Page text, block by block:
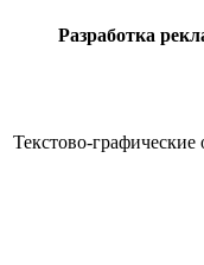
Разработка
Текстово-графические